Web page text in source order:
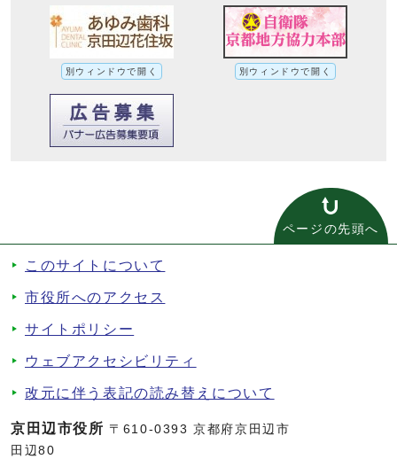
別ウィンドウで開く 別ウィンドウで開く
ページの先頭へ
このサイトについて
市役所へのアクセス
サイトポリシー
ウェブアクセシビリティ
改元に伴う表記の読み替えについて
京田辺市役所 〒610-0393 京都府京田辺市
田辺80